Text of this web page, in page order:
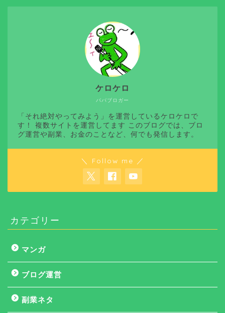
パパブロガー
ケロケロ
「それ絶対やってみよう」を運営しているケロケロで
す！ 複数サイトを運営してます このブログでは、ブロ
グ運営や副業、お金のことなど、何でも発信します。
＼ Follow me ／
カテゴリー
マンガ
ブログ運営
副業ネタ